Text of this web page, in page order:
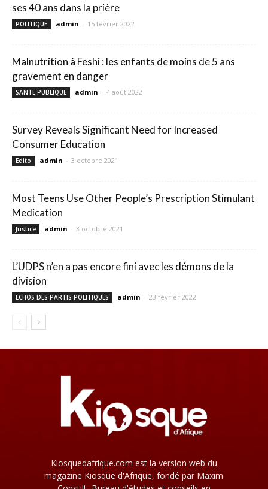
ses 40 ans dans la prière
POLITIQUE admin - 15 février 2022
Malnutrition à Feshi : les enfants de moins de 5 ans
gravement en danger
SANTE PUBLIQUE admin - 4 août 2022
Survey Reveals Significant Need for Increased
Consumer Education
Edito admin - 3 octobre 2021
Most Teens Use Other People’s Prescription Stimulant
Medication
Justice admin - 3 octobre 2021
L’UDPS n’en a pas encore fini avec les démons de la
division
ÉCHOS DES PARTIS POLITIQUES admin - 23 février 2022
Kiosquedafrique.com est la version web du
magazine Kiosque d'Afrique, fondé par Maxim